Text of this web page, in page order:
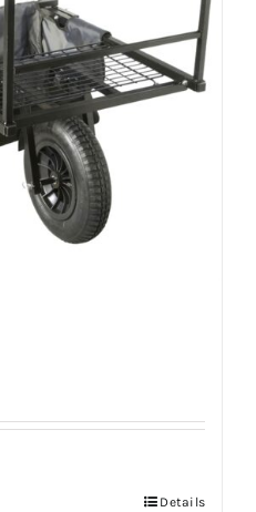
Details